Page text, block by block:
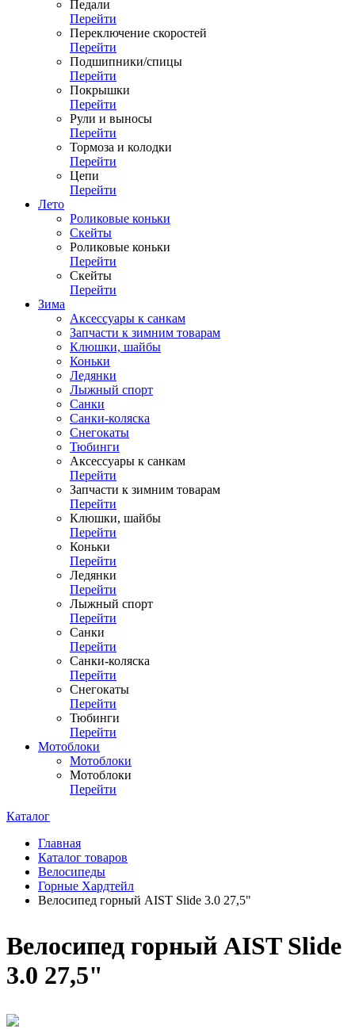
Педали
Перейти
Переключение скоростей
Перейти
Подшипники/спицы
Перейти
Покрышки
Перейти
Рули и выносы
Перейти
Тормоза и колодки
Перейти
Цепи
Перейти
Лето
Роликовые коньки
Скейты
Роликовые коньки
Перейти
Скейты
Перейти
Зима
Аксессуары к санкам
Запчасти к зимним товарам
Клюшки, шайбы
Коньки
Ледянки
Лыжный спорт
Санки
Санки-коляска
Снегокаты
Тюбинги
Аксессуары к санкам
Перейти
Запчасти к зимним товарам
Перейти
Клюшки, шайбы
Перейти
Коньки
Перейти
Ледянки
Перейти
Лыжный спорт
Перейти
Санки
Перейти
Санки-коляска
Перейти
Снегокаты
Перейти
Тюбинги
Перейти
Мотоблоки
Мотоблоки
Мотоблоки
Перейти
Каталог
Главная
Каталог товаров
Велосипеды
Горные Хардтейл
Велосипед горный AIST Slide 3.0 27,5"
Велосипед горный AIST Slide
3.0 27,5"